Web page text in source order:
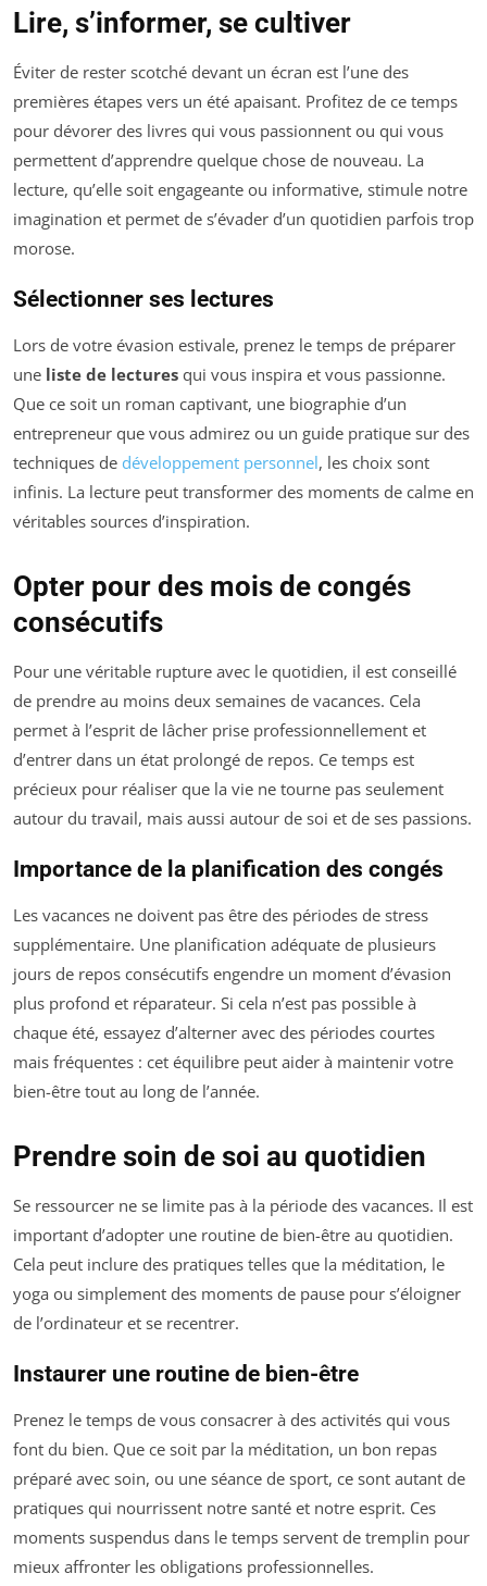
Lire, s’informer, se cultiver
Éviter de rester scotché devant un écran est l’une des
premières étapes vers un été apaisant. Profitez de ce temps
pour dévorer des livres qui vous passionnent ou qui vous
permettent d’apprendre quelque chose de nouveau. La
lecture, qu’elle soit engageante ou informative, stimule notre
imagination et permet de s’évader d’un quotidien parfois trop
morose.
Sélectionner ses lectures
Lors de votre évasion estivale, prenez le temps de préparer
une liste de lectures qui vous inspira et vous passionne.
Que ce soit un roman captivant, une biographie d’un
entrepreneur que vous admirez ou un guide pratique sur des
techniques de développement personnel, les choix sont
infinis. La lecture peut transformer des moments de calme en
véritables sources d’inspiration.
Opter pour des mois de congés
consécutifs
Pour une véritable rupture avec le quotidien, il est conseillé
de prendre au moins deux semaines de vacances. Cela
permet à l’esprit de lâcher prise professionnellement et
d’entrer dans un état prolongé de repos. Ce temps est
précieux pour réaliser que la vie ne tourne pas seulement
autour du travail, mais aussi autour de soi et de ses passions.
Importance de la planification des congés
Les vacances ne doivent pas être des périodes de stress
supplémentaire. Une planification adéquate de plusieurs
jours de repos consécutifs engendre un moment d’évasion
plus profond et réparateur. Si cela n’est pas possible à
chaque été, essayez d’alterner avec des périodes courtes
mais fréquentes : cet équilibre peut aider à maintenir votre
bien-être tout au long de l’année.
Prendre soin de soi au quotidien
Se ressourcer ne se limite pas à la période des vacances. Il est
important d’adopter une routine de bien-être au quotidien.
Cela peut inclure des pratiques telles que la méditation, le
yoga ou simplement des moments de pause pour s’éloigner
de l’ordinateur et se recentrer.
Instaurer une routine de bien-être
Prenez le temps de vous consacrer à des activités qui vous
font du bien. Que ce soit par la méditation, un bon repas
préparé avec soin, ou une séance de sport, ce sont autant de
pratiques qui nourrissent notre santé et notre esprit. Ces
moments suspendus dans le temps servent de tremplin pour
mieux affronter les obligations professionnelles.